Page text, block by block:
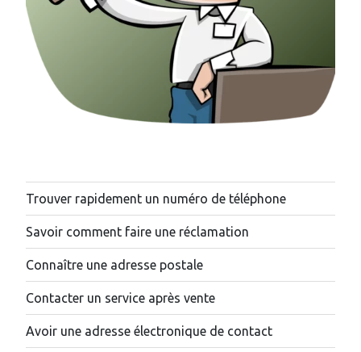
Trouver rapidement un numéro de téléphone
Savoir comment faire une réclamation
Connaître une adresse postale
Contacter un service après vente
Avoir une adresse électronique de contact